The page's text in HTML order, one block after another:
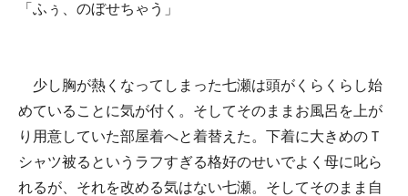
「ふぅ、のぼせちゃう」
少し胸が熱くなってしまった七瀬は頭がくらくらし始
めていることに気が付く。そしてそのままお風呂を上が
り用意していた部屋着へと着替えた。下着に大きめのＴ
シャツ被るというラフすぎる格好のせいでよく母に叱ら
れるが、それを改める気はない七瀬。そしてそのまま自